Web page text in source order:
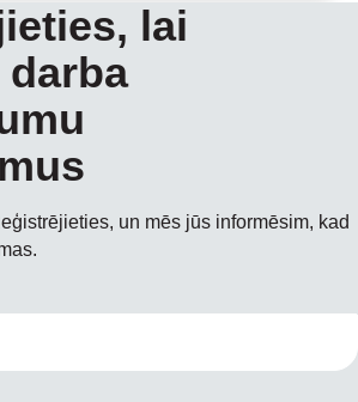
lai
un mēs jūs informēsim, kad